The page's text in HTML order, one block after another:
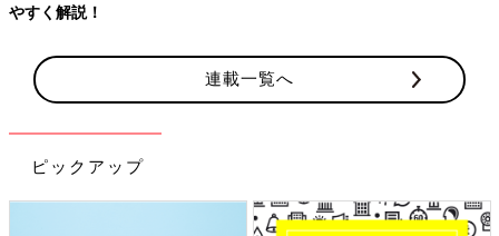
やすく解説！
連載一覧へ
ピックアップ